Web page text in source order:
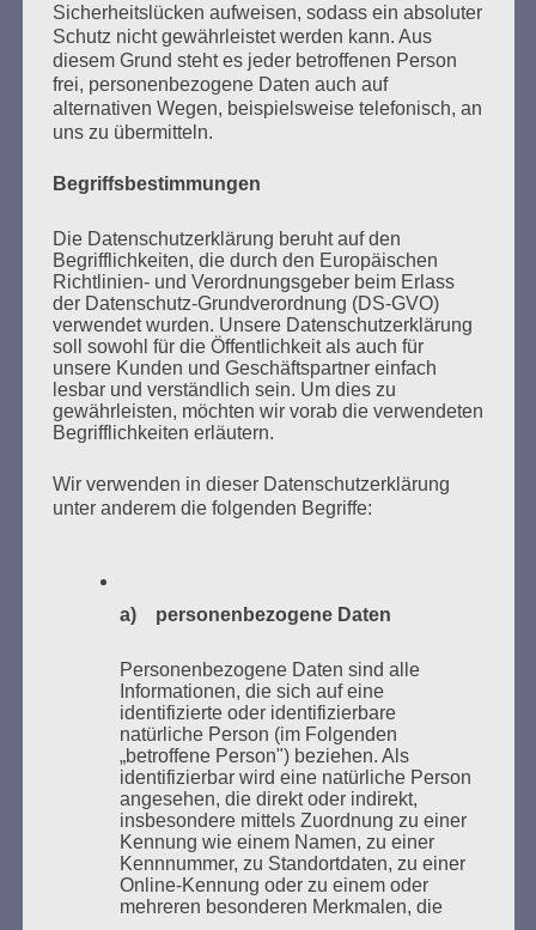
MARATHONLESUNG AUS DEN
VERBRANNTEN BÜCHERN
Donnerstag, 21. Mai 2026, 11 – 18 Uhr
Zum 26. Mal gibt es eine Marathonlesung anlässlich
des Gedenkens an die Verbrennung von Büchern am
Kaifu-Ufer – genau an dem Ort, wo im Mai 1933 NS-
Studentenorganisationen und Burschenschaftler
Bücher verbrannten.
Weitere Informationen:lesezeichen-setzen.de
GEDENKEN UND ERINNERN BEGINNT IN
UNSERER NACHBARSCHAFT
Zum 13. Monat des Gedenkens in Hamburg-
Sicherheitslücken aufweisen, sodass ein absoluter
Schutz nicht gewährleistet werden kann. Aus
diesem Grund steht es jeder betroffenen Person
frei, personenbezogene Daten auch auf
alternativen Wegen, beispielsweise telefonisch, an
uns zu übermitteln.
Begriffsbestimmungen
Die Datenschutzerklärung beruht auf den
Begrifflichkeiten, die durch den Europäischen
Richtlinien- und Verordnungsgeber beim Erlass
der Datenschutz-Grundverordnung (DS-GVO)
verwendet wurden. Unsere Datenschutzerklärung
soll sowohl für die Öffentlichkeit als auch für
unsere Kunden und Geschäftspartner einfach
lesbar und verständlich sein. Um dies zu
gewährleisten, möchten wir vorab die verwendeten
Begrifflichkeiten erläutern.
Wir verwenden in dieser Datenschutzerklärung
unter anderem die folgenden Begriffe:
a) personenbezogene Daten
Personenbezogene Daten sind alle
Informationen, die sich auf eine
identifizierte oder identifizierbare
natürliche Person (im Folgenden
„betroffene Person") beziehen. Als
identifizierbar wird eine natürliche Person
angesehen, die direkt oder indirekt,
insbesondere mittels Zuordnung zu einer
Kennung wie einem Namen, zu einer
Kennnummer, zu Standortdaten, zu einer
Online-Kennung oder zu einem oder
mehreren besonderen Merkmalen, die